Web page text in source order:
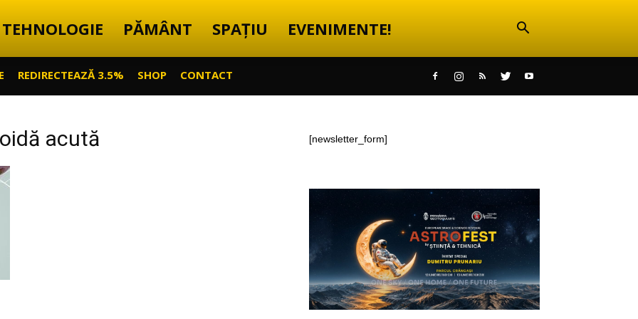
TEHNOLOGIE PĂMÂNT SPAȚIU EVENIMENTE!
REDIRECTEAZĂ 3.5% SHOP CONTACT
acută [newsletter_form]